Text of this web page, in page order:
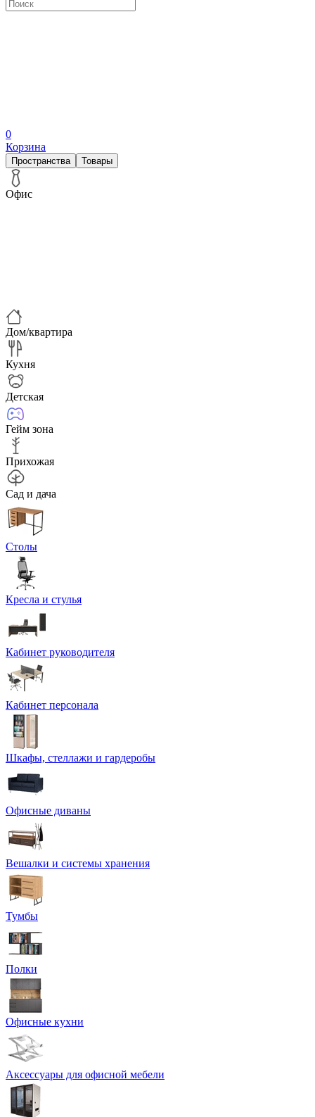
0
Корзина
Пространства Товары
Офис
Дом/квартира
Кухня
Детская
Гейм зона
Прихожая
Сад и дача
Столы
Кресла и стулья
Кабинет руководителя
Кабинет персонала
Шкафы, стеллажи и гардеробы
Офисные диваны
Вешалки и системы хранения
Тумбы
Полки
Офисные кухни
Аксессуары для офисной мебели